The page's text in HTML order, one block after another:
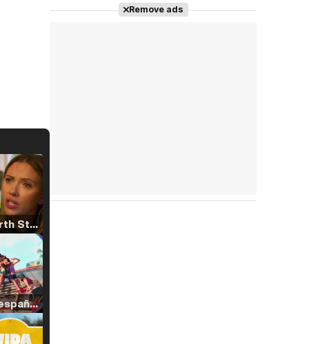
Tráiler 'North Star' (2023)
Tráiler en español de 'La isla olvidada'
Remove ads